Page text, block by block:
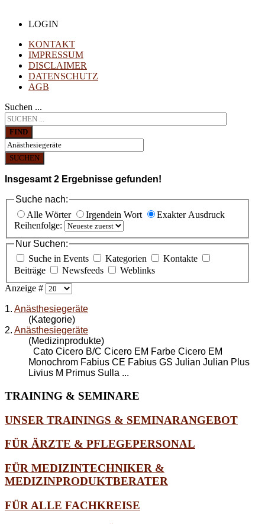
LOGIN
KONTAKT
IMPRESSUM
DISCLAIMER
DATENSCHUTZ
AGB
Suchen ...
FIND
SUCHEN
Insgesamt 2 Ergebnisse gefunden!
Suche nach:
Alle Wörter
Irgendein Wort
Exakter Ausdruck
Reihenfolge:
Nur Suchen:
Suche in Events
Kategorien
Kontakte
Beiträge
Newsfeeds
Weblinks
Anzeige #
1. Anästhesiegeräte
(Kategorie)
2. Anästhesiegeräte
(Medizinprodukte)
Cato Cicero B/C Cicero EM Farbe Cicero EM
Monochrom Fabius CE Fabius GS Julian Julian Plus
Livius M Primus Sulla ...
TRAINING & SEMINARE
UNSER TRAININGS & SEMINARANGEBOT
FÜR ÄRZTE & PFLEGEPERSONAL
FÜR MEDIZINTECHNIKER &
MEDIZINPRODUKTBERATER
FÜR ALLE FACHKREISE